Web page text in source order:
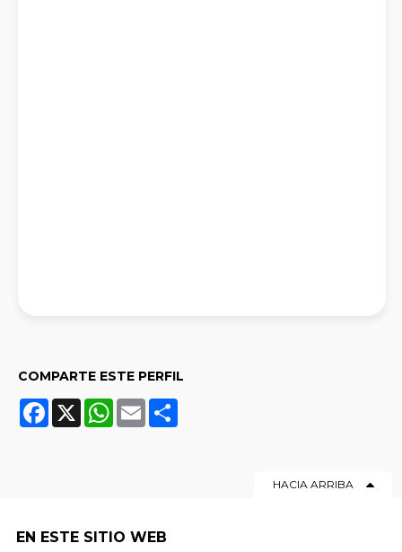
COMPARTE ESTE PERFIL
Facebook
X WhatsApp
Email
HACIA ARRIBA
EN ESTE SITIO WEB